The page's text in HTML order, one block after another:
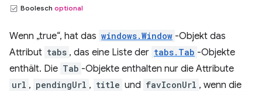
Boolesch optional
Wenn „true“, hat das windows.Window -Objekt das
Attribut tabs , das eine Liste der tabs.Tab -Objekte
enthält. Die Tab -Objekte enthalten nur die Attribute
url , pendingUrl , title und favIconUrl , wenn die